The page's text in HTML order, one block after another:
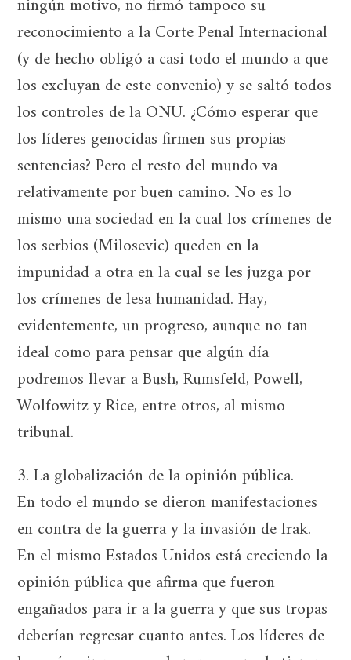
ningún motivo, no firmó tampoco su
reconocimiento a la Corte Penal Internacional
(y de hecho obligó a casi todo el mundo a que
los excluyan de este convenio) y se saltó todos
los controles de la ONU. ¿Cómo esperar que
los líderes genocidas firmen sus propias
sentencias? Pero el resto del mundo va
relativamente por buen camino. No es lo
mismo una sociedad en la cual los crímenes de
los serbios (Milosevic) queden en la
impunidad a otra en la cual se les juzga por
los crímenes de lesa humanidad. Hay,
evidentemente, un progreso, aunque no tan
ideal como para pensar que algún día
podremos llevar a Bush, Rumsfeld, Powell,
Wolfowitz y Rice, entre otros, al mismo
tribunal.
3. La globalización de la opinión pública.
En todo el mundo se dieron manifestaciones
en contra de la guerra y la invasión de Irak.
En el mismo Estados Unidos está creciendo la
opinión pública que afirma que fueron
engañados para ir a la guerra y que sus tropas
deberían regresar cuanto antes. Los líderes de